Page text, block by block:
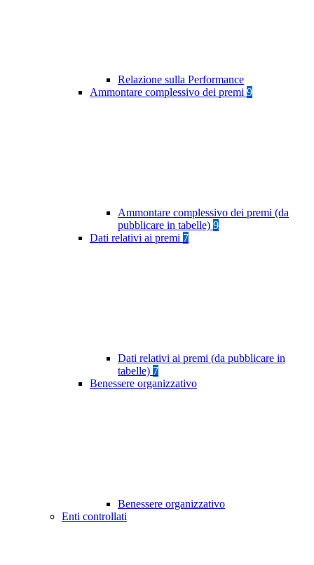
Relazione sulla Performance
Ammontare complessivo dei premi 9
Ammontare complessivo dei premi (da
pubblicare in tabelle) 9
Dati relativi ai premi 7
Dati relativi ai premi (da pubblicare in
tabelle) 7
Benessere organizzativo
Benessere organizzativo
Enti controllati